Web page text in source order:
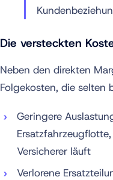
Die versteckten
Neben den direkten
Folgekosten, die selten
Geringere
Versicherer läuft
Verlorene